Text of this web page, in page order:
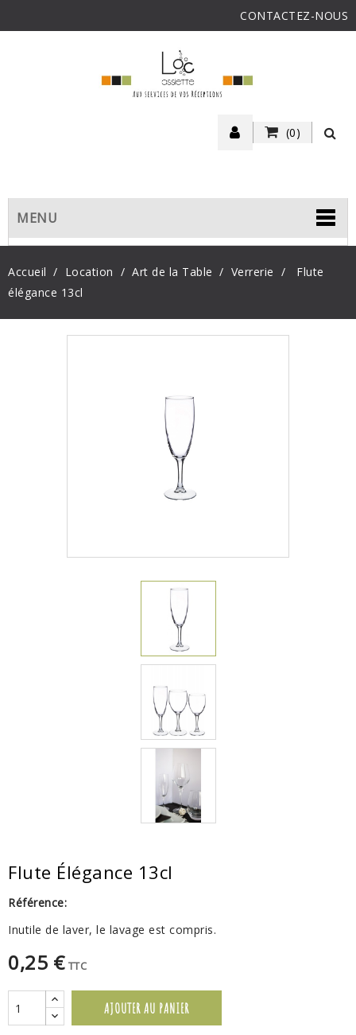
CONTACTEZ-NOUS
(0)
MENU
Accueil Location Art de la Table Verrerie
Flute
élégance 13cl
Flute Élégance 13cl
Référence:
Inutile de laver, le lavage est compris.
0,25 € TTC
AJOUTER AU PANIER